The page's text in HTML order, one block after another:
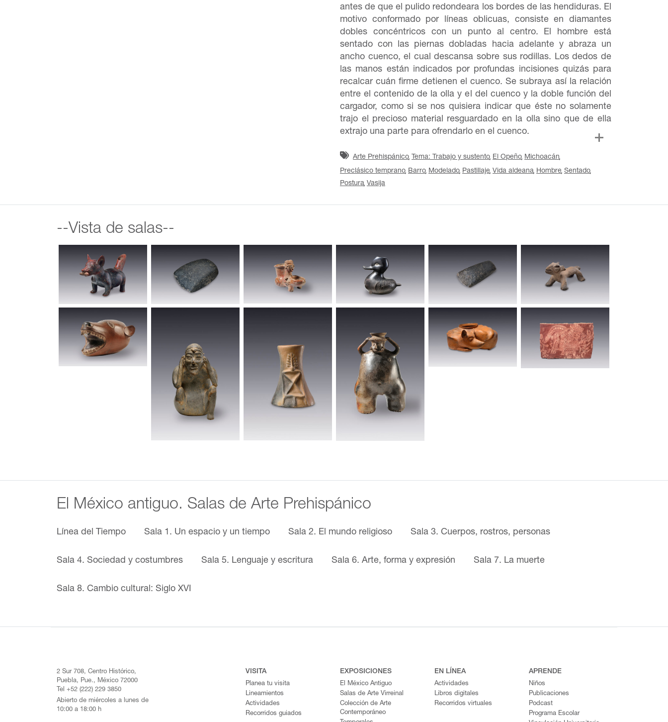
antes de que el pulido redondeara los bordes de las hendiduras. El
motivo conformado por líneas oblicuas, consiste en diamantes
dobles concéntricos con un punto al centro. El hombre está
sentado con las piernas dobladas hacia adelante y abraza un
ancho cuenco, el cual descansa sobre sus rodillas. Los dedos de
las manos están indicados por profundas incisiones quizás para
recalcar cuán firme detienen el cuenco. Se subraya así la relación
entre el contenido de la olla y el del cuenco y la doble función del
cargador, como si se nos quisiera indicar que éste no solamente
trajo el precioso material resguardado en la olla sino que de ella
extrajo una parte para ofrendarlo en el cuenco.
Arte Prehispánico Tema: Trabajo y sustento El Opeño Michoacán
Preclásico temprano Barro Modelado Pastillaje Vida aldeana Hombre Sentado
Postura Vasija
--Vista de salas--
El México antiguo. Salas de Arte Prehispánico
Línea del Tiempo Sala 1. Un espacio y un tiempo Sala 2. El mundo religioso Sala 3. Cuerpos, rostros, personas
Sala 4. Sociedad y costumbres Sala 5. Lenguaje y escritura Sala 6. Arte, forma y expresión Sala 7. La muerte
Sala 8. Cambio cultural: Siglo XVI
2 Sur 708, Centro Histórico,
Puebla, Pue., México 72000
Tel +52 (222) 229 3850
Abierto de miércoles a lunes de
10:00 a 18:00 h
VISITA
Planea tu visita
Lineamientos
Actividades
Recorridos guiados
EXPOSICIONES
El México Antiguo
Salas de Arte Virreinal
Colección de Arte
Contemporáneo
EN LÍNEA
Actividades
Libros digitales
Recorridos virtuales
APRENDE
Niños
Publicaciones
Podcast
Programa Escolar